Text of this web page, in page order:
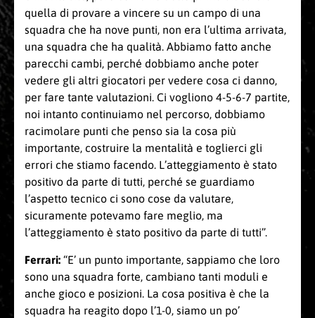
quella di provare a vincere su un campo di una
squadra che ha nove punti, non era l’ultima arrivata,
una squadra che ha qualità. Abbiamo fatto anche
parecchi cambi, perché dobbiamo anche poter
vedere gli altri giocatori per vedere cosa ci danno,
per fare tante valutazioni. Ci vogliono 4-5-6-7 partite,
noi intanto continuiamo nel percorso, dobbiamo
racimolare punti che penso sia la cosa più
importante, costruire la mentalità e toglierci gli
errori che stiamo facendo. L’atteggiamento è stato
positivo da parte di tutti, perché se guardiamo
l’aspetto tecnico ci sono cose da valutare,
sicuramente potevamo fare meglio, ma
l’atteggiamento è stato positivo da parte di tutti”.
Ferrari: “E’ un punto importante, sappiamo che loro
sono una squadra forte, cambiano tanti moduli e
anche gioco e posizioni. La cosa positiva è che la
squadra ha reagito dopo l’1-0, siamo un po’